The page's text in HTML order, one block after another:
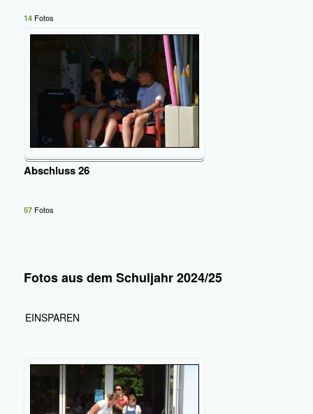
14Fotos
Abschluss 26
57Fotos
Fotos aus dem Schuljahr 2024/25
EINSPAREN